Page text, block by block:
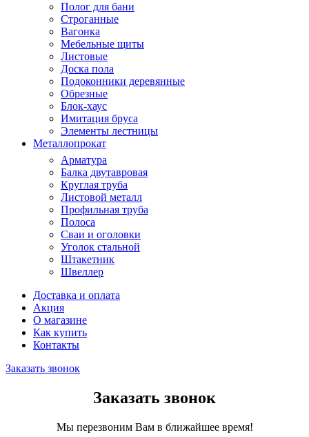
Полог для бани
Строганные
Вагонка
Мебельные щиты
Листовые
Доска пола
Подоконники деревянные
Обрезные
Блок-хаус
Имитация бруса
Элементы лестницы
Металлопрокат
Арматура
Балка двутавровая
Круглая труба
Листовой металл
Профильная труба
Полоса
Сваи и оголовки
Уголок стальной
Штакетник
Швеллер
Доставка и оплата
Акция
О магазине
Как купить
Контакты
Заказать звонок
Заказать звонок
Мы перезвоним Вам в ближайшее время!